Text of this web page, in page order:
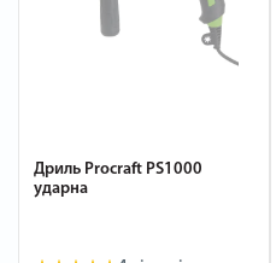
Дриль Procraft PS1000
ударна